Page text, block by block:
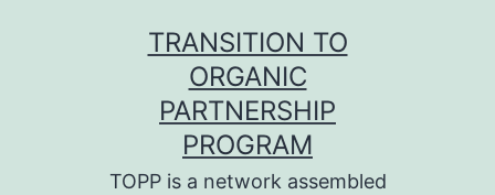
TRANSITION TO
ORGANIC
PARTNERSHIP
PROGRAM
TOPP is a network assembled